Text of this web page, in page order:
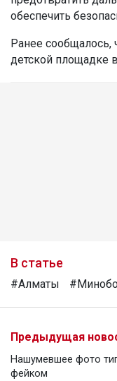
обеспечить
Ранее сообщалось,
детской площадке
В статье
#Алматы
Предыдущая
Нашумевшее фото
фейком